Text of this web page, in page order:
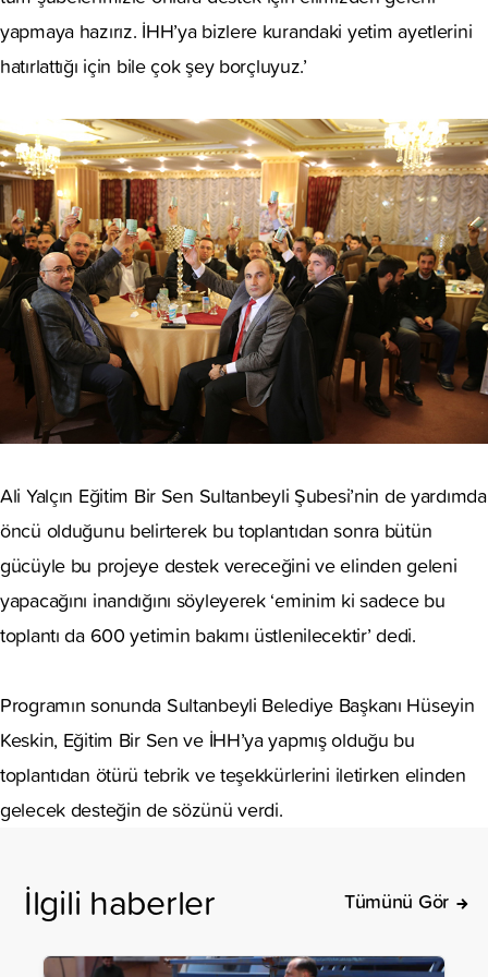
yapmaya hazırız. İHH’ya bizlere kurandaki yetim ayetlerini
hatırlattığı için bile çok şey borçluyuz.’
Ali Yalçın Eğitim Bir Sen Sultanbeyli Şubesi’nin de yardımda
öncü olduğunu belirterek bu toplantıdan sonra bütün
gücüyle bu projeye destek vereceğini ve elinden geleni
yapacağını inandığını söyleyerek ‘eminim ki sadece bu
toplantı da 600 yetimin bakımı üstlenilecektir’ dedi.
Programın sonunda Sultanbeyli Belediye Başkanı Hüseyin
Keskin, Eğitim Bir Sen ve İHH’ya yapmış olduğu bu
toplantıdan ötürü tebrik ve teşekkürlerini iletirken elinden
gelecek desteğin de sözünü verdi.
İlgili haberler Tümünü Gör